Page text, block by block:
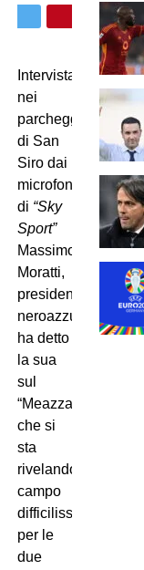
Intervistato
nei
parcheggi
di San
Siro dai
microfoni
di “Sky
Sport”
Massimo
Moratti,
presidente
neroazzurro,
ha detto
la sua
sul
“Meazza”
che si
sta
rivelando
campo
difficilissimo
per le
due